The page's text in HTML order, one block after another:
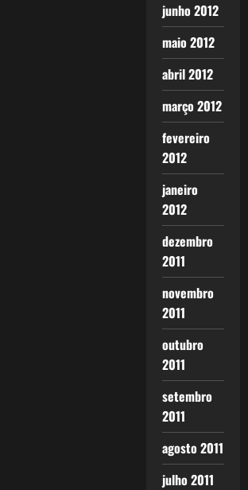
junho 2012
maio 2012
abril 2012
março 2012
fevereiro
2012
janeiro
2012
dezembro
2011
novembro
2011
outubro
2011
setembro
2011
agosto 2011
julho 2011